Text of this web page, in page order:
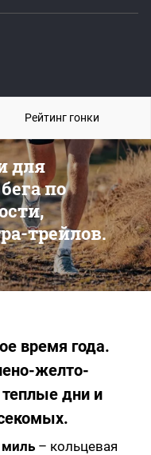
для
по
трейлов.
время года.
желто-
дни и
миль – кольцевая
Рейтинг гонки